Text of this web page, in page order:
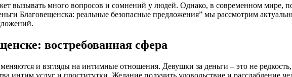
вызывать много вопросов и сомнений у людей. Однако, в современном мире,
Благовещенска: реальные безопасные предложения” мы рассмотрим
востребованная сфера
и взгляды на интимные отношения. Девушки за деньги – это не
интим услуг и проститутки. Желание получить удовольствие и расслабление